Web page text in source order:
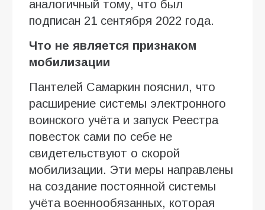
аналогичный тому, что был
подписан 21 сентября 2022 года.
Что не является признаком
мобилизации
Пантелей Самаркин пояснил, что
расширение системы электронного
воинского учёта и запуск Реестра
повесток сами по себе не
свидетельствуют о скорой
мобилизации. Эти меры направлены
на создание постоянной системы
учёта военнообязанных, которая